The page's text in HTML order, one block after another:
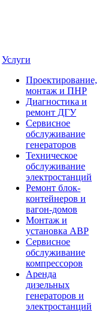
Услуги
Проектирование,
монтаж и ПНР
Диагностика и
ремонт ДГУ
Сервисное
обслуживание
генераторов
Техническое
обслуживание
электростанций
Ремонт блок-
контейнеров и
вагон-домов
Монтаж и
установка АВР
Сервисное
обслуживание
компрессоров
Аренда
дизельных
генераторов и
электростанций